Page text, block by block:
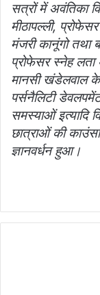
सत्रों में अवंतिका
मीठापल्ली,
मंजरी कानूंगो तथा
प्रोफेसर स्नेह लता
मानसी खंडेलवाल के
पर्सनैलिटी
समस्याओं इत्यादि
छात्राओं की
ज्ञानवर्धन हुआ।